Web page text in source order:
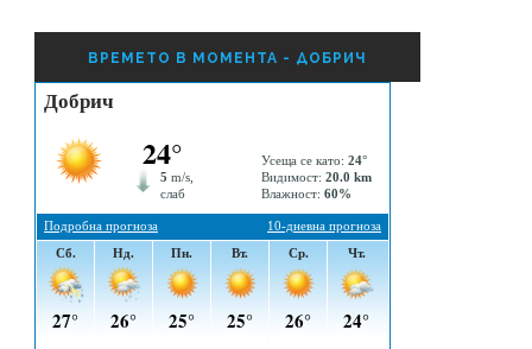
ВРЕМЕТО В МОМЕНТА - ДОБРИЧ